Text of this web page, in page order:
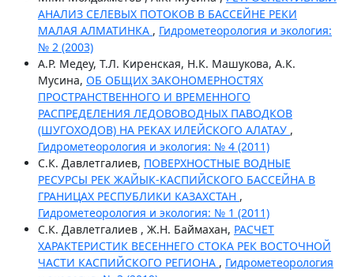
АНАЛИЗ СЕЛЕВЫХ ПОТОКОВ В БАССЕЙНЕ РЕКИ
МАЛАЯ АЛМАТИНКА , Гидрометеорология и экология:
№ 2 (2003)
А.Р. Медеу, Т.Л. Киренская, Н.К. Машукова, А.К.
Мусина, ОБ ОБЩИХ ЗАКОНОМЕРНОСТЯХ
ПРОСТРАНСТВЕННОГО И ВРЕМЕННОГО
РАСПРЕДЕЛЕНИЯ ЛЕДОВОВОДНЫХ ПАВОДКОВ
(ШУГОХОДОВ) НА РЕКАХ ИЛЕЙСКОГО АЛАТАУ ,
Гидрометеорология и экология: № 4 (2011)
С.К. Давлетгалиев, ПОВЕРХНОСТНЫЕ ВОДНЫЕ
РЕСУРСЫ РЕК ЖАЙЫК-КАСПИЙСКОГО БАССЕЙНА В
ГРАНИЦАХ РЕСПУБЛИКИ КАЗАХСТАН ,
Гидрометеорология и экология: № 1 (2011)
С.К. Давлетгалиев , Ж.Н. Баймахан, РАСЧЕТ
ХАРАКТЕРИСТИК ВЕСЕННЕГО СТОКА РЕК ВОСТОЧНОЙ
ЧАСТИ КАСПИЙСКОГО РЕГИОНА , Гидрометеорология